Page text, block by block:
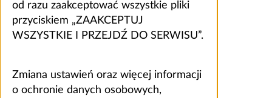
od razu zaakceptować wszystkie pliki
przyciskiem „ZAAKCEPTUJ
WSZYSTKIE I PRZEJDŹ DO SERWISU”.
Zmiana ustawień oraz więcej informacji
o ochronie danych osobowych,